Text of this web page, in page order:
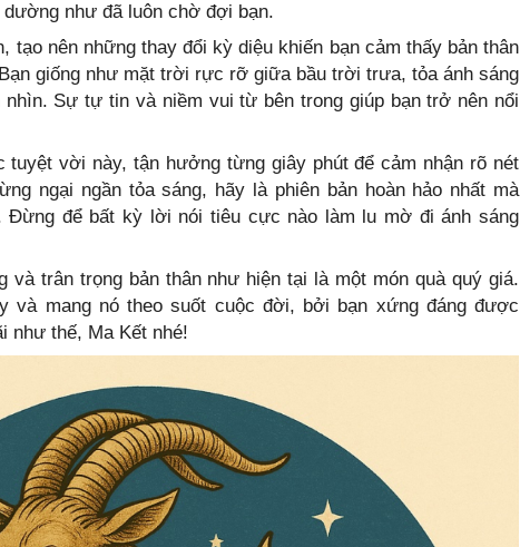
như đã luôn chờ đợi bạn.
tạo nên những thay đổi kỳ diệu khiến bạn cảm thấy bản thân
giống như mặt trời rực rỡ giữa bầu trời trưa, tỏa ánh sáng
nhìn. Sự tự tin và niềm vui từ bên trong giúp bạn trở nên nổi
tuyệt vời này, tận hưởng từng giây phút để cảm nhận rõ nét
ngại ngần tỏa sáng, hãy là phiên bản hoàn hảo nhất mà
Đừng để bất kỳ lời nói tiêu cực nào làm lu mờ đi ánh sáng
và trân trọng bản thân như hiện tại là một món quà quý giá.
và mang nó theo suốt cuộc đời, bởi bạn xứng đáng được
như thế, Ma Kết nhé!